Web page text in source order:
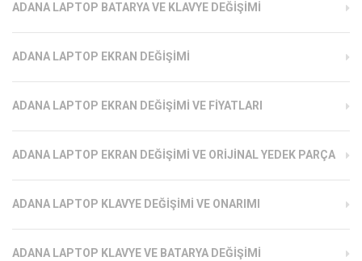
ADANA LAPTOP BATARYA VE KLAVYE DEĞIŞIMI
ADANA LAPTOP EKRAN DEĞIŞIMI
ADANA LAPTOP EKRAN DEĞIŞIMI VE FIYATLARI
ADANA LAPTOP EKRAN DEĞIŞIMI VE ORIJINAL YEDEK PARÇA
ADANA LAPTOP KLAVYE DEĞIŞIMI VE ONARIMI
ADANA LAPTOP KLAVYE VE BATARYA DEĞIŞIMI